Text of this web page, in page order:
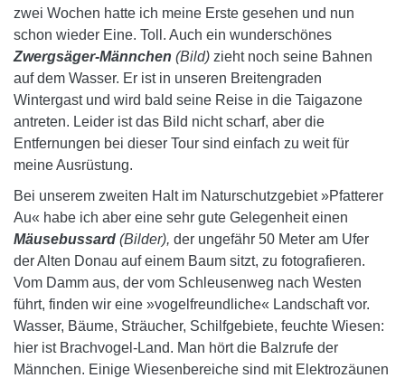
zwei Wochen hatte ich meine Erste gesehen und nun
schon wieder Eine. Toll. Auch ein wunderschönes
Zwergsäger-Männchen (Bild) zieht noch seine Bahnen
auf dem Wasser. Er ist in unseren Breitengraden
Wintergast und wird bald seine Reise in die Taigazone
antreten. Leider ist das Bild nicht scharf, aber die
Entfernungen bei dieser Tour sind einfach zu weit für
meine Ausrüstung.
Bei unserem zweiten Halt im Naturschutzgebiet »Pfatterer
Au« habe ich aber eine sehr gute Gelegenheit einen
Mäusebussard (Bilder), der ungefähr 50 Meter am Ufer
der Alten Donau auf einem Baum sitzt, zu fotografieren.
Vom Damm aus, der vom Schleusenweg nach Westen
führt, finden wir eine »vogelfreundliche« Landschaft vor.
Wasser, Bäume, Sträucher, Schilfgebiete, feuchte Wiesen:
hier ist Brachvogel-Land. Man hört die Balzrufe der
Männchen. Einige Wiesenbereiche sind mit Elektrozäunen